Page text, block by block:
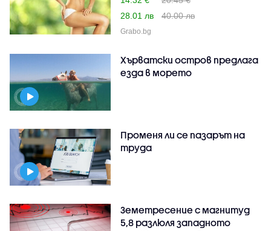
28.01 лв
40.00 лв
Grabo.bg
Хърватски остров предлага
езда в морето
Променя ли се пазарът на
труда
Земетресение с магнитуд
5,8 разлюля западното